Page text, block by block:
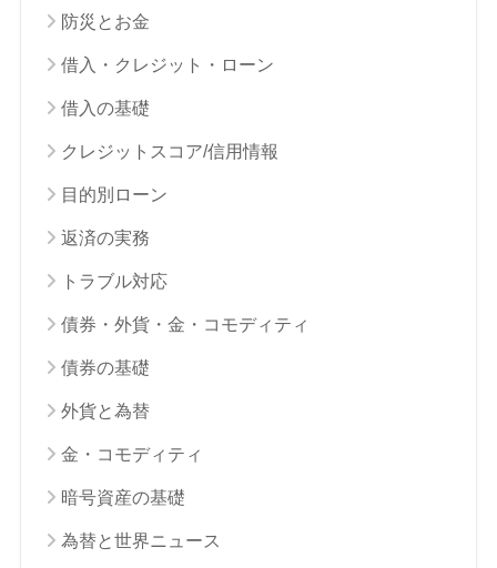
防災とお金
借入・クレジット・ローン
借入の基礎
クレジットスコア/信用情報
目的別ローン
返済の実務
トラブル対応
債券・外貨・金・コモディティ
債券の基礎
外貨と為替
金・コモディティ
暗号資産の基礎
為替と世界ニュース